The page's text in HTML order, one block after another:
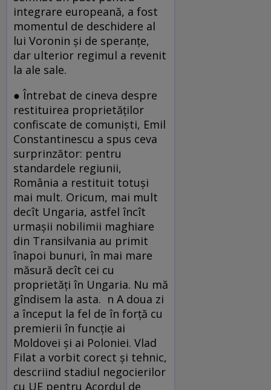
integrare europeană, a fost
momentul de deschidere al
lui Voronin şi de speranţe,
dar ulterior regimul a revenit
la ale sale.
● Întrebat de cineva despre
restituirea proprietăţilor
confiscate de comunişti, Emil
Constantinescu a spus ceva
surprinzător: pentru
standardele regiunii,
România a restituit totuşi
mai mult. Oricum, mai mult
decît Ungaria, astfel încît
urmaşii nobilimii maghiare
din Transilvania au primit
înapoi bunuri, în mai mare
măsură decît cei cu
proprietăţi în Ungaria. Nu mă
gîndisem la asta. n A doua zi
a început la fel de în forţă cu
premierii în funcţie ai
Moldovei şi ai Poloniei. Vlad
Filat a vorbit corect şi tehnic,
descriind stadiul negocierilor
cu UE pentru Acordul de